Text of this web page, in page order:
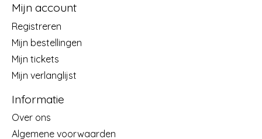
Mijn account
Registreren
Mijn bestellingen
Mijn tickets
Mijn verlanglijst
Informatie
Over ons
Algemene voorwaarden